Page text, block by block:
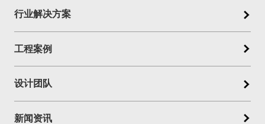
行业解决方案
工程案例
设计团队
新闻资讯